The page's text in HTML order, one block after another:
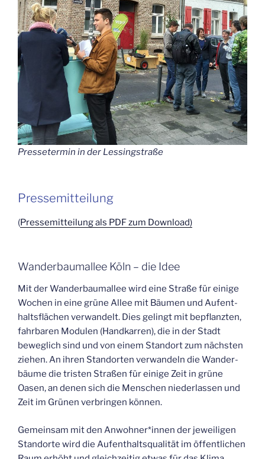
Pres­se­ter­min in der Lessingstraße
Pres­se­mit­tei­lung
(Pres­se­mit­tei­lung als PDF zum Download)
Wan­der­baum­al­lee Köln – die Idee
Mit der Wan­der­baum­al­lee wird eine Stra­ße für eini­ge
Wochen in eine grü­ne Allee mit Bäu­men und Auf­ent­
halts­flä­chen ver­wan­delt. Dies gelingt mit bepflanz­ten,
fahr­ba­ren Modu­len (Hand­kar­ren), die in der Stadt
beweg­lich sind und von einem Stand­ort zum nächs­ten
zie­hen. An ihren Stand­or­ten ver­wan­deln die Wan­der­
bäu­me die tris­ten Stra­ßen für eini­ge Zeit in grü­ne
Oasen, an denen sich die Men­schen nie­der­las­sen und
Zeit im Grü­nen ver­brin­gen können.
Gemein­sam mit den Anwohner*innen der jewei­li­gen
Stand­or­te wird die Auf­ent­halts­qua­li­tät im öffent­li­chen